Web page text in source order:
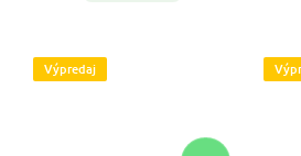
Výpredaj